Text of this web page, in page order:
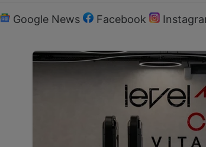
Google News Facebook